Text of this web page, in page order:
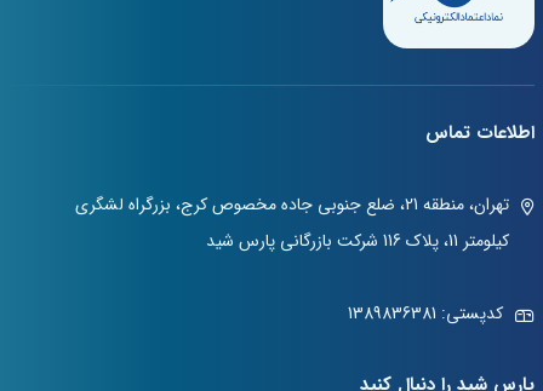
اطلاعات تماس
تهران، منطقه 21، ضلع جنوبی جاده مخصوص کرج، بزرگراه لشگری
کیلومتر 11، پلاک 116 شرکت بازرگانی پارس شید
کدپستی: 1389836381
پارس شید را دنبال کنید